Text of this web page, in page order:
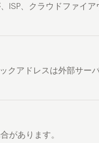
ISP、クラウドファイ
クアドレスは外部サー
があります。